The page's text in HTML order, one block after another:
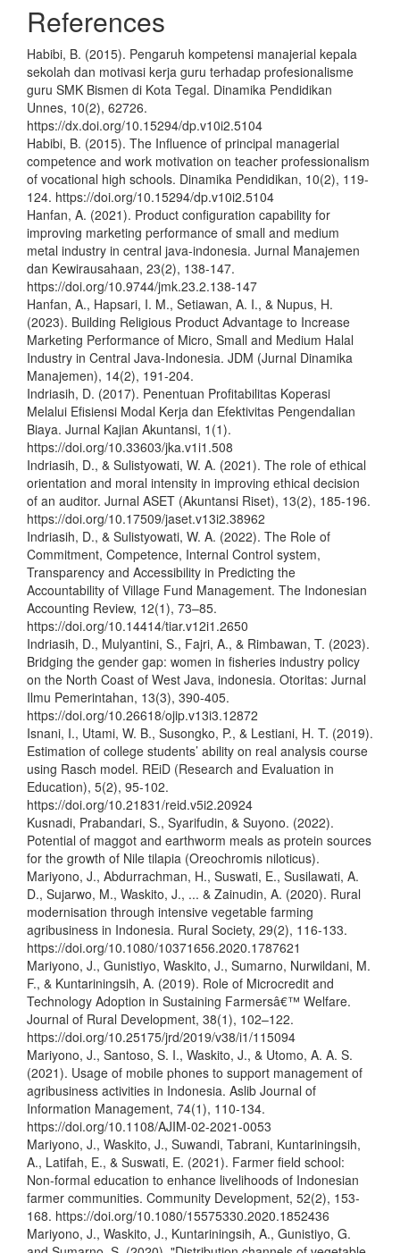
References
Habibi, B. (2015). Pengaruh kompetensi manajerial kepala
sekolah dan motivasi kerja guru terhadap profesionalisme
guru SMK Bismen di Kota Tegal. Dinamika Pendidikan
Unnes, 10(2), 62726.
https://dx.doi.org/10.15294/dp.v10i2.5104
Habibi, B. (2015). The Influence of principal managerial
competence and work motivation on teacher professionalism
of vocational high schools. Dinamika Pendidikan, 10(2), 119-
124. https://doi.org/10.15294/dp.v10i2.5104
Hanfan, A. (2021). Product configuration capability for
improving marketing performance of small and medium
metal industry in central java-indonesia. Jurnal Manajemen
dan Kewirausahaan, 23(2), 138-147.
https://doi.org/10.9744/jmk.23.2.138-147
Hanfan, A., Hapsari, I. M., Setiawan, A. I., & Nupus, H.
(2023). Building Religious Product Advantage to Increase
Marketing Performance of Micro, Small and Medium Halal
Industry in Central Java-Indonesia. JDM (Jurnal Dinamika
Manajemen), 14(2), 191-204.
Indriasih, D. (2017). Penentuan Profitabilitas Koperasi
Melalui Efisiensi Modal Kerja dan Efektivitas Pengendalian
Biaya. Jurnal Kajian Akuntansi, 1(1).
https://doi.org/10.33603/jka.v1i1.508
Indriasih, D., & Sulistyowati, W. A. (2021). The role of ethical
orientation and moral intensity in improving ethical decision
of an auditor. Jurnal ASET (Akuntansi Riset), 13(2), 185-196.
https://doi.org/10.17509/jaset.v13i2.38962
Indriasih, D., & Sulistyowati, W. A. (2022). The Role of
Commitment, Competence, Internal Control system,
Transparency and Accessibility in Predicting the
Accountability of Village Fund Management. The Indonesian
Accounting Review, 12(1), 73–85.
https://doi.org/10.14414/tiar.v12i1.2650
Indriasih, D., Mulyantini, S., Fajri, A., & Rimbawan, T. (2023).
Bridging the gender gap: women in fisheries industry policy
on the North Coast of West Java, indonesia. Otoritas: Jurnal
Ilmu Pemerintahan, 13(3), 390-405.
https://doi.org/10.26618/ojip.v13i3.12872
Isnani, I., Utami, W. B., Susongko, P., & Lestiani, H. T. (2019).
Estimation of college students’ ability on real analysis course
using Rasch model. REiD (Research and Evaluation in
Education), 5(2), 95-102.
https://doi.org/10.21831/reid.v5i2.20924
Kusnadi, Prabandari, S., Syarifudin, & Suyono. (2022).
Potential of maggot and earthworm meals as protein sources
for the growth of Nile tilapia (Oreochromis niloticus).
Mariyono, J., Abdurrachman, H., Suswati, E., Susilawati, A.
D., Sujarwo, M., Waskito, J., ... & Zainudin, A. (2020). Rural
modernisation through intensive vegetable farming
agribusiness in Indonesia. Rural Society, 29(2), 116-133.
https://doi.org/10.1080/10371656.2020.1787621
Mariyono, J., Gunistiyo, Waskito, J., Sumarno, Nurwildani, M.
F., & Kuntariningsih, A. (2019). Role of Microcredit and
Technology Adoption in Sustaining Farmersâ€™ Welfare.
Journal of Rural Development, 38(1), 102–122.
https://doi.org/10.25175/jrd/2019/v38/i1/115094
Mariyono, J., Santoso, S. I., Waskito, J., & Utomo, A. A. S.
(2021). Usage of mobile phones to support management of
agribusiness activities in Indonesia. Aslib Journal of
Information Management, 74(1), 110-134.
https://doi.org/10.1108/AJIM-02-2021-0053
Mariyono, J., Waskito, J., Suwandi, Tabrani, Kuntariningsih,
A., Latifah, E., & Suswati, E. (2021). Farmer field school:
Non-formal education to enhance livelihoods of Indonesian
farmer communities. Community Development, 52(2), 153-
168. https://doi.org/10.1080/15575330.2020.1852436
Mariyono, J., Waskito, J., Kuntariningsih, A., Gunistiyo, G.